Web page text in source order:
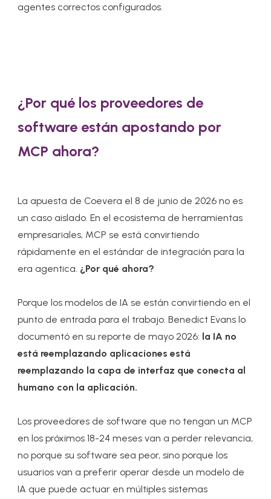
agentes correctos configurados.
¿Por qué los proveedores de
software están apostando por
MCP ahora?
La apuesta de Coevera el 8 de junio de 2026 no es
un caso aislado. En el ecosistema de herramientas
empresariales, MCP se está convirtiendo
rápidamente en el estándar de integración para la
era agentica. ¿Por qué ahora?
Porque los modelos de IA se están convirtiendo en el
punto de entrada para el trabajo. Benedict Evans lo
documentó en su reporte de mayo 2026: la IA no
está reemplazando aplicaciones está
reemplazando la capa de interfaz que conecta al
humano con la aplicación.
Los proveedores de software que no tengan un MCP
en los próximos 18-24 meses van a perder relevancia,
no porque su software sea peor, sino porque los
usuarios van a preferir operar desde un modelo de
IA que puede actuar en múltiples sistemas